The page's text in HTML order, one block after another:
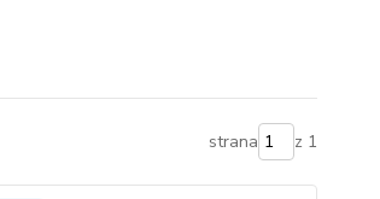
strana z 1